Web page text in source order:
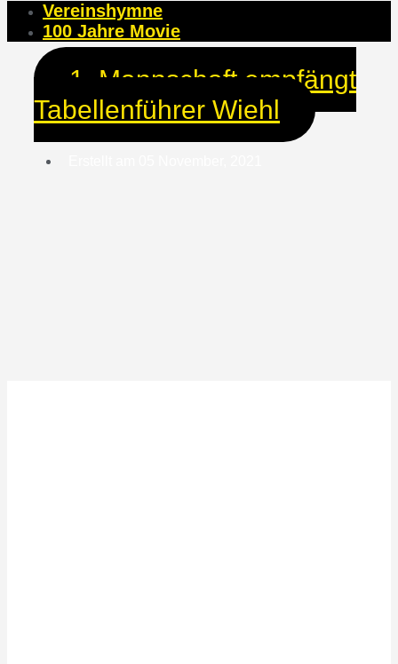
Vereinshymne
100 Jahre Movie
1. Mannschaft empfängt
Tabellenführer Wiehl